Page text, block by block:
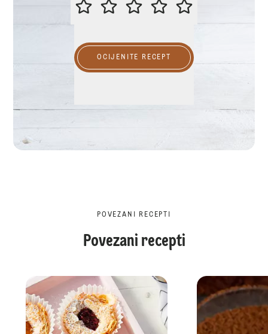
OCIJENITE RECEPT
POVEZANI RECEPTI
Povezani recepti